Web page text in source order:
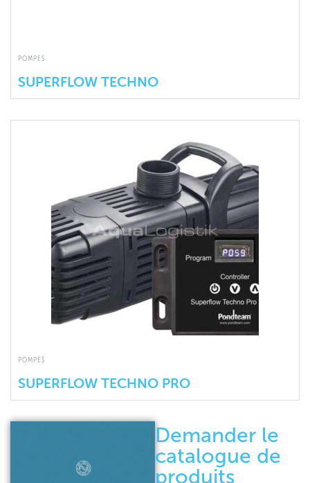
POMPES
SUPERFLOW TECHNO
POMPES
SUPERFLOW TECHNO PRO
Demander le
catalogue de
produits